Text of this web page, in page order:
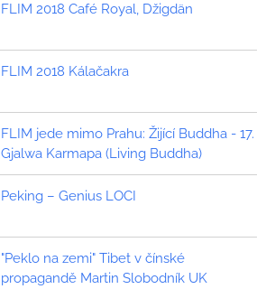
FLIM 2018 Café Royal, Džigdän
FLIM 2018 Kálačakra
FLIM jede mimo Prahu: Žijící Buddha - 17.
Gjalwa Karmapa (Living Buddha)
Peking – Genius LOCI
"Peklo na zemi" Tibet v čínské
propagandě Martin Slobodník UK